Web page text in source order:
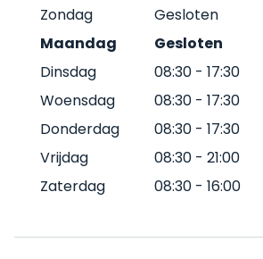
Zondag
Gesloten
Maandag
Gesloten
Dinsdag
08:30 - 17:30
Woensdag
08:30 - 17:30
Donderdag
08:30 - 17:30
Vrijdag
08:30 - 21:00
Zaterdag
08:30 - 16:00